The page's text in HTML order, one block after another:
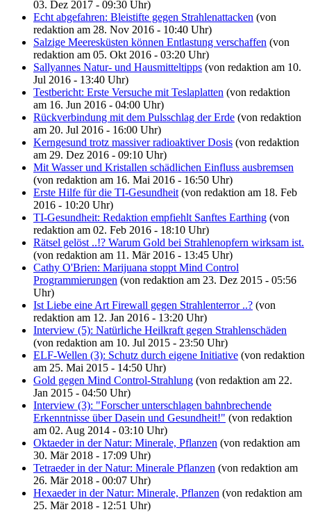
03. Dez 2017 - 09:30 Uhr)
Echt abgefahren: Bleistifte gegen Strahlenattacken (von
redaktion am 28. Nov 2016 - 10:40 Uhr)
Salzige Meeresküsten können Entlastung verschaffen (von
redaktion am 05. Okt 2016 - 03:20 Uhr)
Sallyannes Natur- und Hausmitteltipps (von redaktion am 10.
Jul 2016 - 13:40 Uhr)
Testbericht: Erste Versuche mit Teslaplatten (von redaktion
am 16. Jun 2016 - 04:00 Uhr)
Rückverbindung mit dem Pulsschlag der Erde (von redaktion
am 20. Jul 2016 - 16:00 Uhr)
Kerngesund trotz massiver radioaktiver Dosis (von redaktion
am 29. Dez 2016 - 09:10 Uhr)
Mit Wasser und Kristallen schädlichen Einfluss ausbremsen
(von redaktion am 16. Mai 2016 - 16:50 Uhr)
Erste Hilfe für die TI-Gesundheit (von redaktion am 18. Feb
2016 - 10:20 Uhr)
TI-Gesundheit: Redaktion empfiehlt Sanftes Earthing (von
redaktion am 02. Feb 2016 - 18:10 Uhr)
Rätsel gelöst ..!? Warum Gold bei Strahlenopfern wirksam ist.
(von redaktion am 11. Mär 2016 - 13:45 Uhr)
Cathy O'Brien: Marijuana stoppt Mind Control
Programmierungen (von redaktion am 23. Dez 2015 - 05:56
Uhr)
Ist Liebe eine Art Firewall gegen Strahlenterror ..? (von
redaktion am 12. Jan 2016 - 13:20 Uhr)
Interview (5): Natürliche Heilkraft gegen Strahlenschäden
(von redaktion am 10. Jul 2015 - 23:50 Uhr)
ELF-Wellen (3): Schutz durch eigene Initiative (von redaktion
am 25. Mai 2015 - 14:50 Uhr)
Gold gegen Mind Control-Strahlung (von redaktion am 22.
Jan 2015 - 04:50 Uhr)
Interview (3): "Forscher unterschlagen bahnbrechende
Erkenntnisse über Dasein und Gesundheit!" (von redaktion
am 02. Aug 2014 - 03:10 Uhr)
Oktaeder in der Natur: Minerale, Pflanzen (von redaktion am
30. Mär 2018 - 17:09 Uhr)
Tetraeder in der Natur: Minerale Pflanzen (von redaktion am
26. Mär 2018 - 00:07 Uhr)
Hexaeder in der Natur: Minerale, Pflanzen (von redaktion am
25. Mär 2018 - 12:51 Uhr)